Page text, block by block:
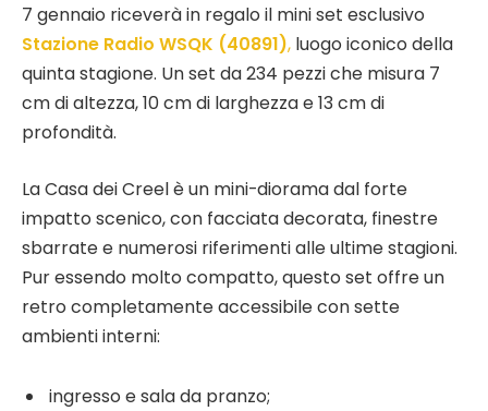
7 gennaio riceverà in regalo il mini set esclusivo
Stazione Radio WSQK (40891), luogo iconico della
quinta stagione. Un set da 234 pezzi che misura 7
cm di altezza, 10 cm di larghezza e 13 cm di
profondità.
La Casa dei Creel è un mini-diorama dal forte
impatto scenico, con facciata decorata, finestre
sbarrate e numerosi riferimenti alle ultime stagioni.
Pur essendo molto compatto, questo set offre un
retro completamente accessibile con sette
ambienti interni:
ingresso e sala da pranzo;